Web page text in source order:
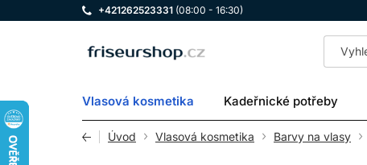
+421262523331 (08:00 - 16:30)
LOMAX
Vlasová kosmetika Kadeřnické potřeby
Úvod Vlasová kosmetika Barvy na vlasy